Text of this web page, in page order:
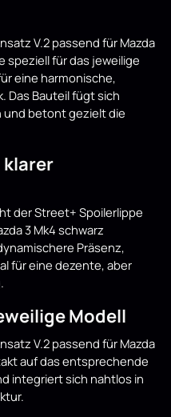
V.2 passend für Mazda
speziell für das jeweilige
eine harmonische,
Das Bauteil fügt sich
und betont gezielt die
der Street+ Spoilerlippe
3 Mk4 schwarz
Präsenz,
für eine dezente, aber
Modell
V.2 passend für Mazda
auf das entsprechende
integriert sich nahtlos in